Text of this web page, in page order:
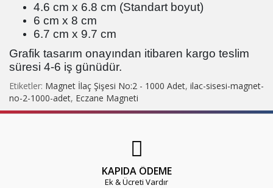
4.6 cm x 6.8 cm (Standart boyut)
6 cm x 8 cm
6.7 cm x 9.7 cm
Grafik tasarım onayından itibaren kargo teslim
süresi 4-6 iş günüdür.
Etiketler: Magnet İlaç Şişesi No:2 - 1000 Adet, ilac-sisesi-magnet-
no-2-1000-adet, Eczane Magneti
KAPIDA ÖDEME
Ek & Ücreti Vardır